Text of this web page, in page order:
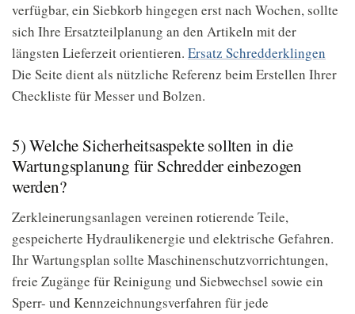
verfügbar, ein Siebkorb hingegen erst nach Wochen, sollte
sich Ihre Ersatzteilplanung an den Artikeln mit der
längsten Lieferzeit orientieren. Ersatz Schredderklingen
Die Seite dient als nützliche Referenz beim Erstellen Ihrer
Checkliste für Messer und Bolzen.
5) Welche Sicherheitsaspekte sollten in die
Wartungsplanung für Schredder einbezogen
werden?
Zerkleinerungsanlagen vereinen rotierende Teile,
gespeicherte Hydraulikenergie und elektrische Gefahren.
Ihr Wartungsplan sollte Maschinenschutzvorrichtungen,
freie Zugänge für Reinigung und Siebwechsel sowie ein
Sperr- und Kennzeichnungsverfahren für jede